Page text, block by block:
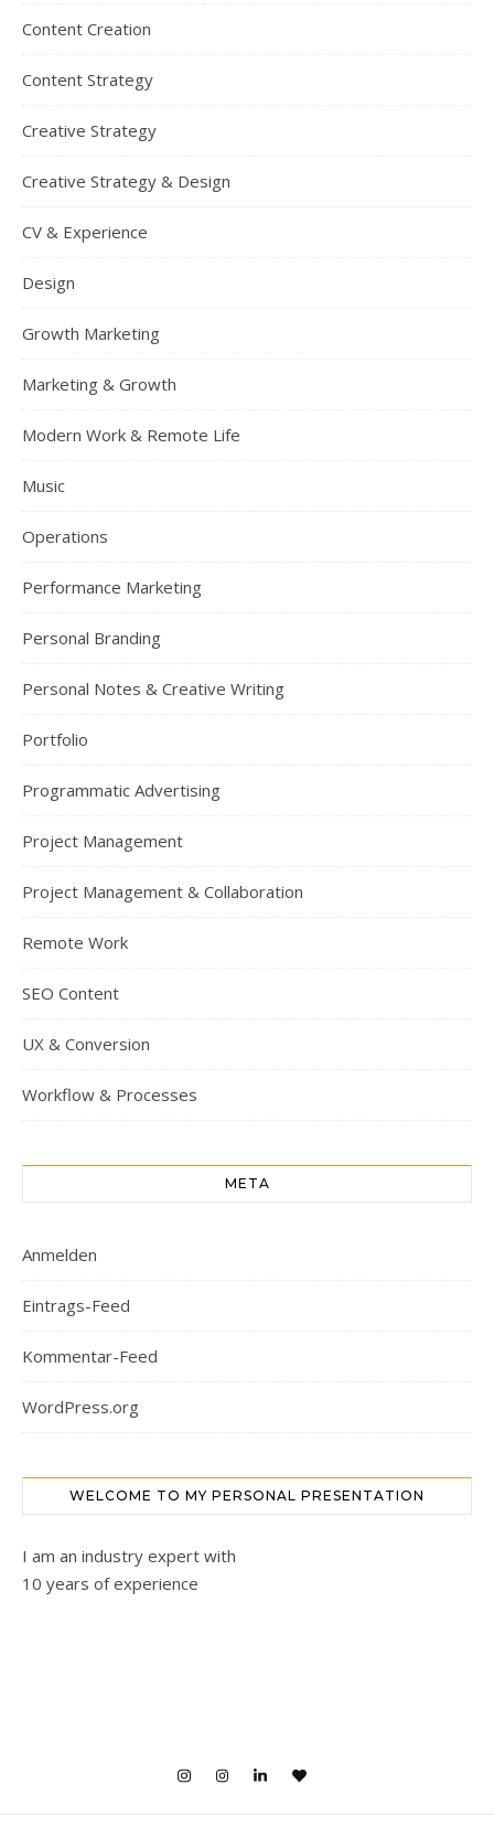
Content Creation
Content Strategy
Creative Strategy
Creative Strategy & Design
CV & Experience
Design
Growth Marketing
Marketing & Growth
Modern Work & Remote Life
Music
Operations
Performance Marketing
Personal Branding
Personal Notes & Creative Writing
Portfolio
Programmatic Advertising
Project Management
Project Management & Collaboration
Remote Work
SEO Content
UX & Conversion
Workflow & Processes
META
Anmelden
Eintrags-Feed
Kommentar-Feed
WordPress.org
WELCOME TO MY PERSONAL PRESENTATION
I am an industry expert with
10 years of experience